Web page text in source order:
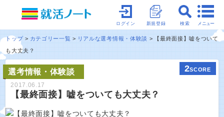
メニュー
検索
新規登録
ログイン
トップ カテゴリー一覧 リアルな選考情報・体験談
【最終面接】嘘をついて
も大丈夫？
選考情報・体験談 2SCORE
2017.06.17
【最終面接】嘘をついても大丈夫？